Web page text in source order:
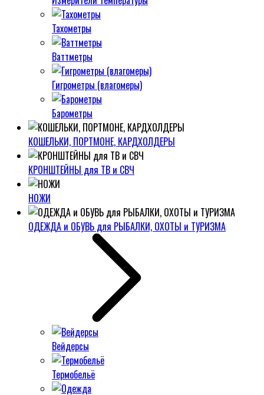
Тахометры
Ваттметры
Гигрометры (влагомеры)
Барометры
КОШЕЛЬКИ, ПОРТМОНЕ, КАРДХОЛДЕРЫ
КРОНШТЕЙНЫ для ТВ и СВЧ
НОЖИ
ОДЕЖДА и ОБУВЬ для РЫБАЛКИ, ОХОТЫ и ТУРИЗМА
Вейдерсы
Термобельё